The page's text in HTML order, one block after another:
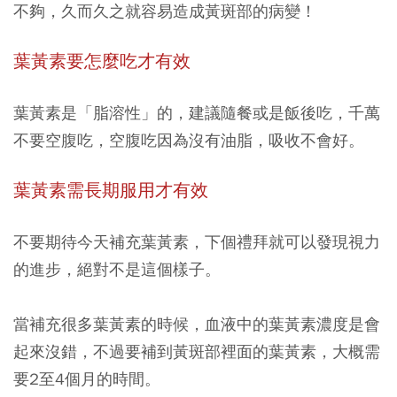
不夠，久而久之就容易造成黃斑部的病變！
葉黃素要怎麼吃才有效
葉黃素是「脂溶性」的，建議隨餐或是飯後吃，千萬
不要空腹吃，空腹吃因為沒有油脂，吸收不會好。
葉黃素需長期服用才有效
不要期待今天補充葉黃素，下個禮拜就可以發現視力
的進步，絕對不是這個樣子。
當補充很多葉黃素的時候，血液中的葉黃素濃度是會
起來沒錯，不過要補到黃斑部裡面的葉黃素，大概需
要2至4個月的時間。